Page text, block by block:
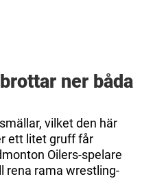
ner båda
vilket den här
ett litet gruff får
Oilers-spelare
rena rama wrestling-